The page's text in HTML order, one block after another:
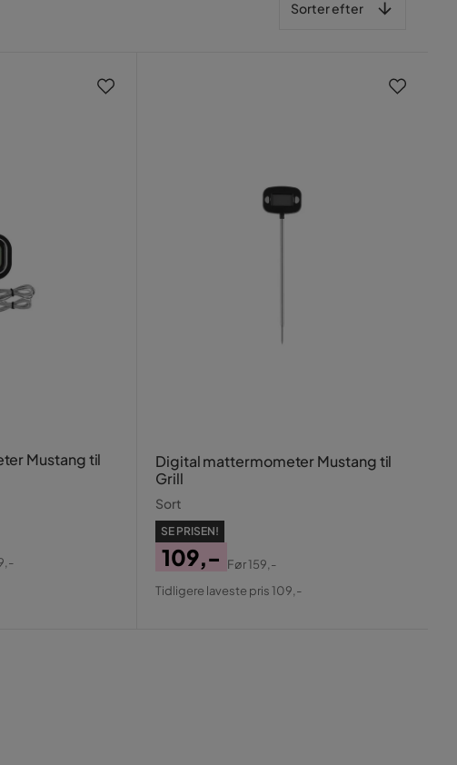
Sorter efter
Mustang til
Digital mattermometer Mustang til
Grill
Sort
SE PRISEN!
Pris
109,-
Original
Før159,-
Tidligere laveste pris 109,-